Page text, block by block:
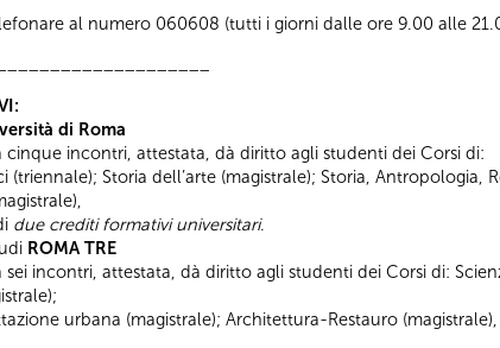
al numero 060608 (tutti i giorni dalle ore 9.00 alle
di Roma
cinque incontri, attestata, dà diritto agli studenti dei Corsi di:
(triennale); Storia dell’arte (magistrale); Storia, Antropologia,
due crediti formativi universitari.
ROMA TRE
sei incontri, attestata, dà diritto agli studenti dei Corsi di:
urbana (magistrale); Architettura-Restauro